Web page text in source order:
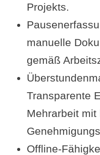
Projekts.
manuelle
gemäß
Transparente
Mehrarbeit mit
Offline-